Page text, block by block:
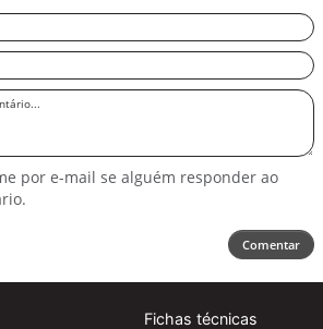
por e-mail se alguém responder ao
Comentar
Fichas técnicas